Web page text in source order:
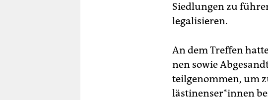
Siedlungen zu
legalisieren.
An dem Treffen
nen sowie
teilgenommen, um
läs­ti­nen­se­r*in­nen